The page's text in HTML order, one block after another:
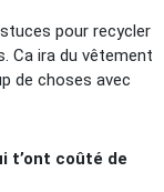
pour recycler
Ca ira du vêtement
de choses avec
t’ont coûté de